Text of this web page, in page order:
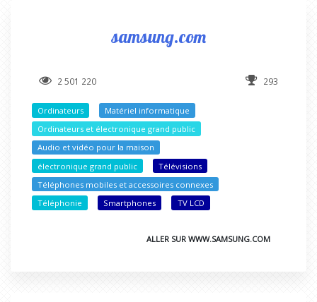
samsung.com
2 501 220 293
Ordinateurs
Matériel informatique
Ordinateurs et électronique grand public
Audio et vidéo pour la maison
électronique grand public
Télévisions
Téléphones mobiles et accessoires connexes
Téléphonie
Smartphones TV LCD
ALLER SUR WWW.SAMSUNG.COM